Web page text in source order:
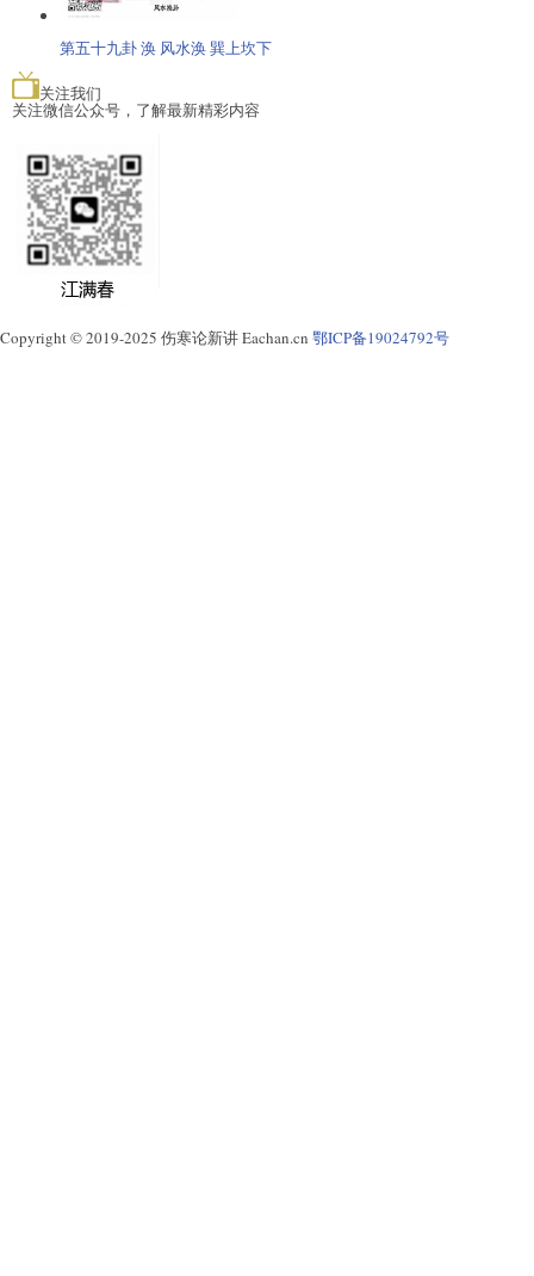
第五十九卦 涣 风水涣 巽上坎下
关注我们
关注微信公众号，了解最新精彩内容
Copyright © 2019-2025 伤寒论新讲 Eachan.cn 鄂ICP备19024792号